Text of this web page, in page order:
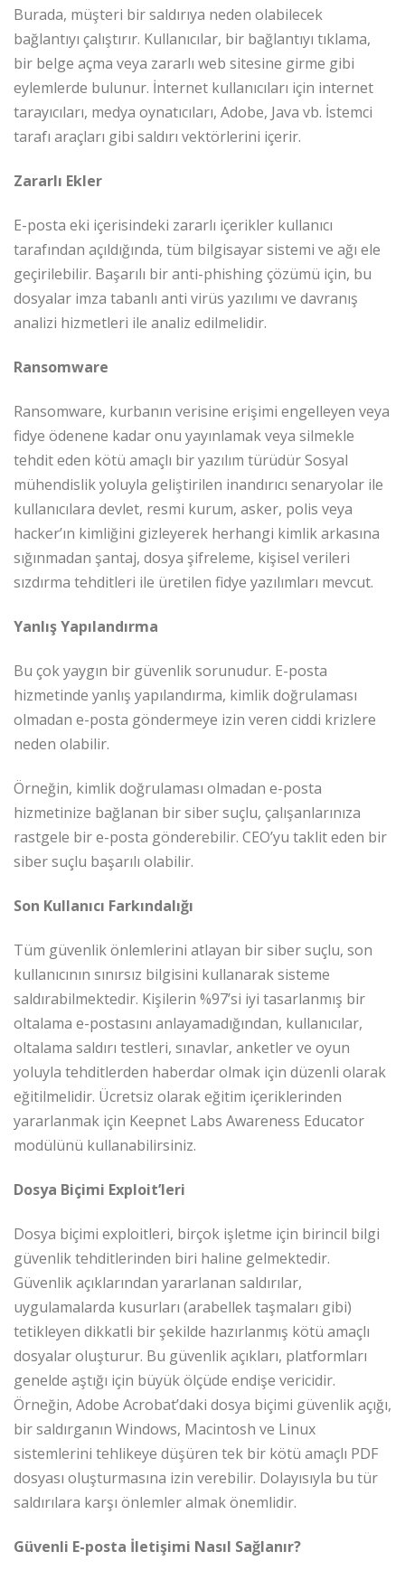
Burada, müşteri bir saldırıya neden olabilecek
bağlantıyı çalıştırır. Kullanıcılar, bir bağlantıyı tıklama,
bir belge açma veya zararlı web sitesine girme gibi
eylemlerde bulunur. İnternet kullanıcıları için internet
tarayıcıları, medya oynatıcıları, Adobe, Java vb. İstemci
tarafı araçları gibi saldırı vektörlerini içerir.
Zararlı Ekler
E-posta eki içerisindeki zararlı içerikler kullanıcı
tarafından açıldığında, tüm bilgisayar sistemi ve ağı ele
geçirilebilir. Başarılı bir anti-phishing çözümü için, bu
dosyalar imza tabanlı anti virüs yazılımı ve davranış
analizi hizmetleri ile analiz edilmelidir.
Ransomware
Ransomware, kurbanın verisine erişimi engelleyen veya
fidye ödenene kadar onu yayınlamak veya silmekle
tehdit eden kötü amaçlı bir yazılım türüdür Sosyal
mühendislik yoluyla geliştirilen inandırıcı senaryolar ile
kullanıcılara devlet, resmi kurum, asker, polis veya
hacker’ın kimliğini gizleyerek herhangi kimlik arkasına
sığınmadan şantaj, dosya şifreleme, kişisel verileri
sızdırma tehditleri ile üretilen fidye yazılımları mevcut.
Yanlış Yapılandırma
Bu çok yaygın bir güvenlik sorunudur. E-posta
hizmetinde yanlış yapılandırma, kimlik doğrulaması
olmadan e-posta göndermeye izin veren ciddi krizlere
neden olabilir.
Örneğin, kimlik doğrulaması olmadan e-posta
hizmetinize bağlanan bir siber suçlu, çalışanlarınıza
rastgele bir e-posta gönderebilir. CEO’yu taklit eden bir
siber suçlu başarılı olabilir.
Son Kullanıcı Farkındalığı
Tüm güvenlik önlemlerini atlayan bir siber suçlu, son
kullanıcının sınırsız bilgisini kullanarak sisteme
saldırabilmektedir. Kişilerin %97’si iyi tasarlanmış bir
oltalama e-postasını anlayamadığından, kullanıcılar,
oltalama saldırı testleri, sınavlar, anketler ve oyun
yoluyla tehditlerden haberdar olmak için düzenli olarak
eğitilmelidir. Ücretsiz olarak eğitim içeriklerinden
yararlanmak için Keepnet Labs Awareness Educator
modülünü kullanabilirsiniz.
Dosya Biçimi Exploit’leri
Dosya biçimi exploitleri, birçok işletme için birincil bilgi
güvenlik tehditlerinden biri haline gelmektedir.
Güvenlik açıklarından yararlanan saldırılar,
uygulamalarda kusurları (arabellek taşmaları gibi)
tetikleyen dikkatli bir şekilde hazırlanmış kötü amaçlı
dosyalar oluşturur. Bu güvenlik açıkları, platformları
genelde aştığı için büyük ölçüde endişe vericidir.
Örneğin, Adobe Acrobat’daki dosya biçimi güvenlik açığı,
bir saldırganın Windows, Macintosh ve Linux
sistemlerini tehlikeye düşüren tek bir kötü amaçlı PDF
dosyası oluşturmasına izin verebilir. Dolayısıyla bu tür
saldırılara karşı önlemler almak önemlidir.
Güvenli E-posta İletişimi Nasıl Sağlanır?